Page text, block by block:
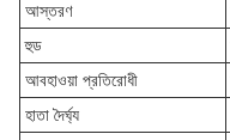
আস্তরণ
হুড
আবহাওয়া প্রতিরোধী
হাতা দৈর্ঘ্য